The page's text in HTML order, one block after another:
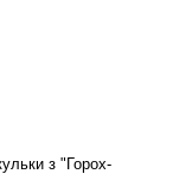
з "Горох-